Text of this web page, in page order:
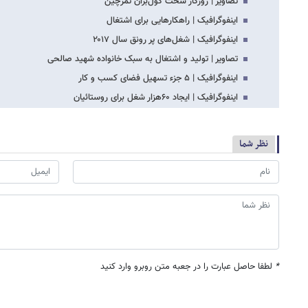
اینفوگرافیک | راهکارهایی برای اشتغال
اینفوگرافیک | شغل‌های پر رونق سال ۲۰۱۷
تصاویر | تولید و اشتغال به سبک خانواده شهید صالحی
اینفوگرافیک | ۵ جزء تسهیل فضای کسب و کار
اینفوگرافیک | ایجاد ۶۰هزار شغل براى روستائیان
نظر شما
* لطفا حاصل عبارت را در جعبه متن روبرو وارد کنید